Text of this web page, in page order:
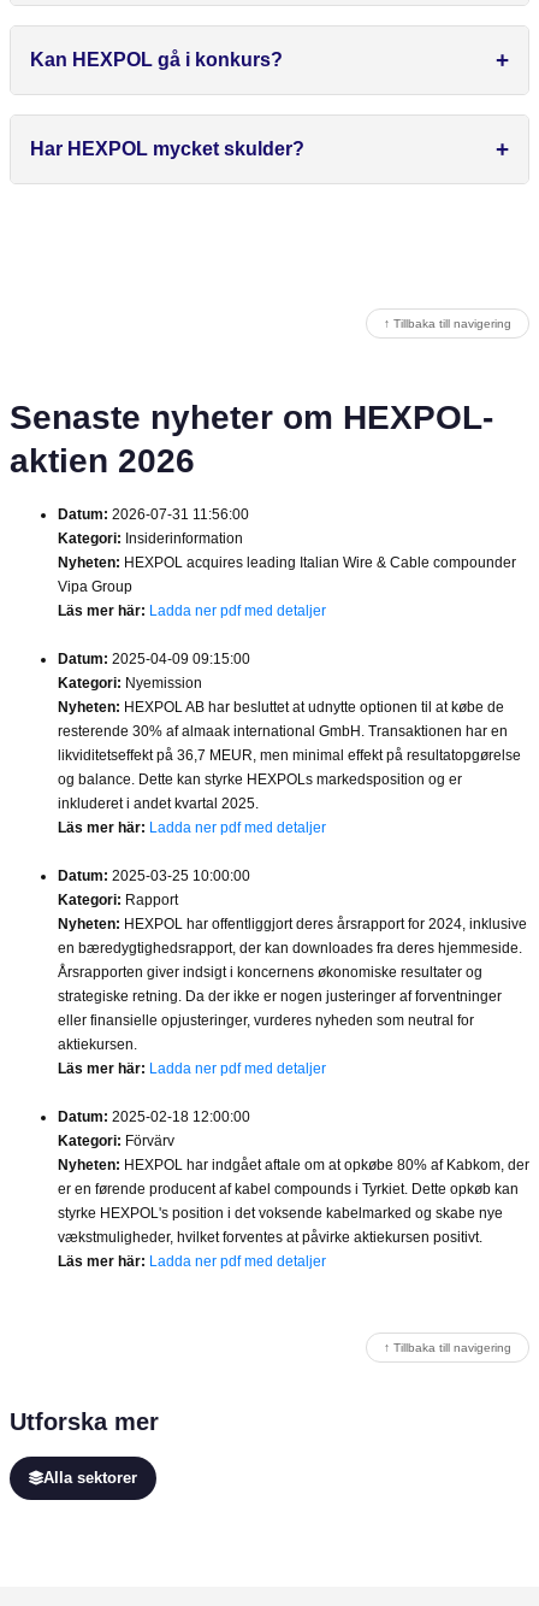
Kan HEXPOL gå i konkurs?
Har HEXPOL mycket skulder?
↑ Tillbaka till navigering
Senaste nyheter om HEXPOL-
aktien 2026
Datum: 2026-07-31 11:56:00
Kategori: Insiderinformation
Nyheten: HEXPOL acquires leading Italian Wire & Cable compounder
Vipa Group
Läs mer här: Ladda ner pdf med detaljer
Datum: 2025-04-09 09:15:00
Kategori: Nyemission
Nyheten: HEXPOL AB har besluttet at udnytte optionen til at købe de
resterende 30% af almaak international GmbH. Transaktionen har en
likviditetseffekt på 36,7 MEUR, men minimal effekt på resultatopgørelse
og balance. Dette kan styrke HEXPOLs markedsposition og er
inkluderet i andet kvartal 2025.
Läs mer här: Ladda ner pdf med detaljer
Datum: 2025-03-25 10:00:00
Kategori: Rapport
Nyheten: HEXPOL har offentliggjort deres årsrapport for 2024, inklusive
en bæredygtighedsrapport, der kan downloades fra deres hjemmeside.
Årsrapporten giver indsigt i koncernens økonomiske resultater og
strategiske retning. Da der ikke er nogen justeringer af forventninger
eller finansielle opjusteringer, vurderes nyheden som neutral for
aktiekursen.
Läs mer här: Ladda ner pdf med detaljer
Datum: 2025-02-18 12:00:00
Kategori: Förvärv
Nyheten: HEXPOL har indgået aftale om at opkøbe 80% af Kabkom, der
er en førende producent af kabel compounds i Tyrkiet. Dette opkøb kan
styrke HEXPOL's position i det voksende kabelmarked og skabe nye
vækstmuligheder, hvilket forventes at påvirke aktiekursen positivt.
Läs mer här: Ladda ner pdf med detaljer
↑ Tillbaka till navigering
Utforska mer
Alla sektorer